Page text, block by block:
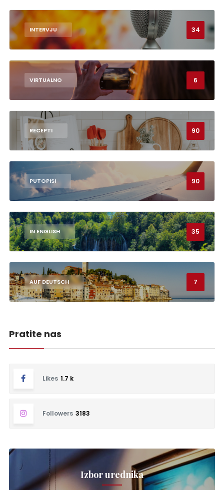
INTERVJU 34
VIRTUALNO 6
RECEPTI 90
PUTOPISI 90
IN ENGLISH 35
AUF DEUTSCH 7
Pratite nas
Likes 1.7 k
Followers 3183
Izbor urednika